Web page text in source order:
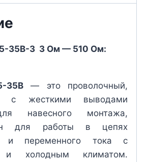
35В-3 3 Ом — 510 Ом:
35В— это проволочный,
с жесткими выводами
навесного монтажа,
для работы в цепях
и переменного тока с
и холодным климатом.